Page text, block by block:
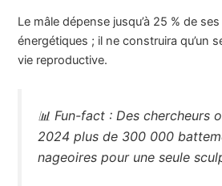
Le mâle dépense jusqu’à 25 % de
énergétiques ; il ne construira qu’un
vie reproductive.
📊 Fun-fact : Des chercheurs
2024 plus de 300 000
nageoires pour une seule